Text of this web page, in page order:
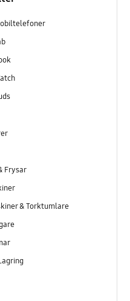
Frysar
& Torktumlare